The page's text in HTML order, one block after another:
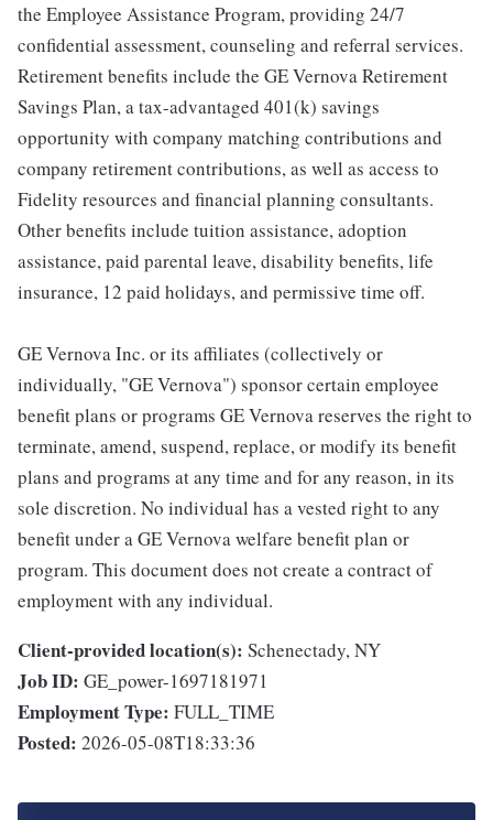
the Employee Assistance Program, providing 24/7
confidential assessment, counseling and referral services.
Retirement benefits include the GE Vernova Retirement
Savings Plan, a tax-advantaged 401(k) savings
opportunity with company matching contributions and
company retirement contributions, as well as access to
Fidelity resources and financial planning consultants.
Other benefits include tuition assistance, adoption
assistance, paid parental leave, disability benefits, life
insurance, 12 paid holidays, and permissive time off.
GE Vernova Inc. or its affiliates (collectively or
individually, "GE Vernova") sponsor certain employee
benefit plans or programs GE Vernova reserves the right to
terminate, amend, suspend, replace, or modify its benefit
plans and programs at any time and for any reason, in its
sole discretion. No individual has a vested right to any
benefit under a GE Vernova welfare benefit plan or
program. This document does not create a contract of
employment with any individual.
Client-provided location(s): Schenectady, NY
Job ID: GE_power-1697181971
Employment Type: FULL_TIME
Posted: 2026-05-08T18:33:36